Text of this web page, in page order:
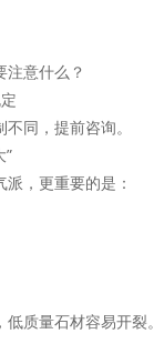
注意什么？
同，提前咨询。
”
，更重要的是：
质量石材容易开裂。